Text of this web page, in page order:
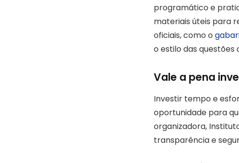
programático e
materiais úteis para
oficiais, como o
o estilo das questões
Vale a pena
Investir tempo e
oportunidade para
organizadora,
transparência e